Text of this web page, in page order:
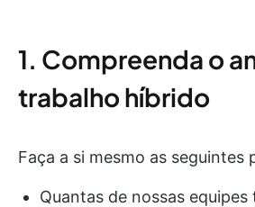
1. Compreenda o
trabalho híbrido
Faça a si mesmo as seguintes
Quantas de nossas